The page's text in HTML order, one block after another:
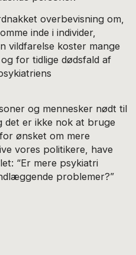
overbevisning om,
inde i individer,
vildfarelse koster mange
for tidlige dødsfald af
og mennesker nødt til
det er ikke nok at bruge
ønsket om mere
vores politikere, have
“Er mere psykiatri
problemer?”